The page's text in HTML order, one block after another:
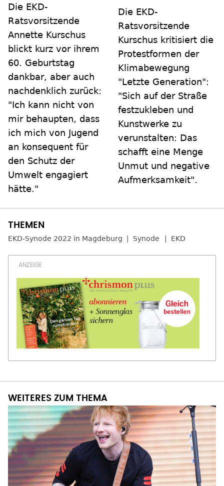
Die EKD-
Ratsvorsitzende
Annette Kurschus
blickt kurz vor ihrem
60. Geburtstag
dankbar, aber auch
nachdenklich zurück:
"Ich kann nicht von
mir behaupten, dass
ich mich von Jugend
an konsequent für
den Schutz der
Umwelt engagiert
hätte."
Die EKD-
Ratsvorsitzende
Kurschus kritisiert die
Protestformen der
Klimabewegung
"Letzte Generation":
"Sich auf der Straße
festzukleben und
Kunstwerke zu
verunstalten: Das
schafft eine Menge
Unmut und negative
Aufmerksamkeit".
EKD-Synode 2022 in Magdeburg Synode EKD
WEITERES ZUM THEMA